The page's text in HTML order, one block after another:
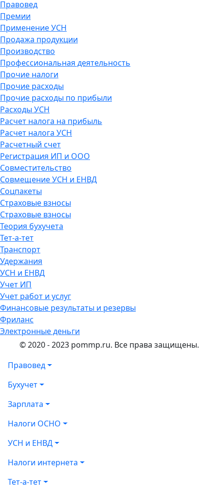
Правовед
Премии
Применение УСН
Продажа продукции
Производство
Профессиональная деятельность
Прочие налоги
Прочие расходы
Прочие расходы по прибыли
Расходы УСН
Расчет налога на прибыль
Расчет налога УСН
Расчетный счет
Регистрация ИП и ООО
Совместительство
Совмещение УСН и ЕНВД
Соцпакеты
Страховые взносы
Страховые взносы
Теория бухучета
Тет-а-тет
Транспорт
Удержания
УСН и ЕНВД
Учет ИП
Учет работ и услуг
Финансовые результаты и резервы
Фриланс
Электронные деньги
© 2020 - 2023 pommp.ru. Все права защищены.
Правовед
Бухучет
Зарплата
Налоги ОСНО
УСН и ЕНВД
Налоги интернета
Тет-а-тет